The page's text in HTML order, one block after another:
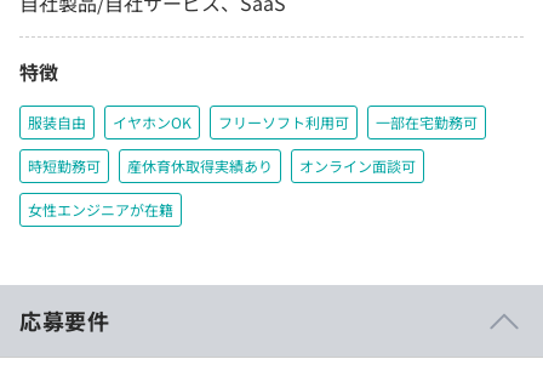
特徴
服装自由 イヤホンOK フリーソフト利用可 一部在宅勤務可
時短勤務可 産休育休取得実績あり オンライン面談可
女性エンジニアが在籍
応募要件